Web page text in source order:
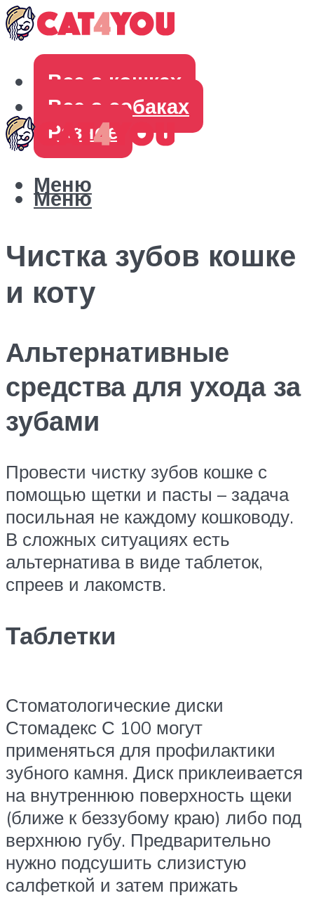
Все о кошках
Все о собаках
Разное
Меню
Меню
Чистка зубов кошке
и коту
Альтернативные
средства для ухода за
зубами
Провести чистку зубов кошке с
помощью щетки и пасты – задача
посильная не каждому кошководу.
В сложных ситуациях есть
альтернатива в виде таблеток,
спреев и лакомств.
Таблетки
Стоматологические диски
Стомадекс С 100 могут
применяться для профилактики
зубного камня. Диск приклеивается
на внутреннюю поверхность щеки
(ближе к беззубому краю) либо под
верхнюю губу. Предварительно
нужно подсушить слизистую
салфеткой и затем прижать